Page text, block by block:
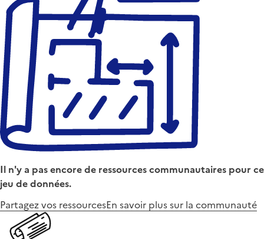
Il n'y a pas encore de ressources communautaires pour ce
jeu de données.
Partagez vos ressourcesEn savoir plus sur la communauté